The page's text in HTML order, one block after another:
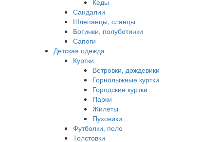
Кеды
Сандалии
Шлепанцы, сланцы
Ботинки, полуботинки
Сапоги
Детская одежда
Куртки
Ветровки, дождевики
Горнолыжные куртки
Городские куртки
Парки
Жилеты
Пуховики
Футболки, поло
Толстовки